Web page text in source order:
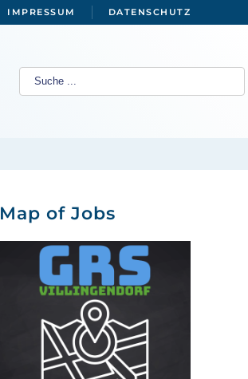
IMPRESSUM DATENSCHUTZ
Map of Jobs